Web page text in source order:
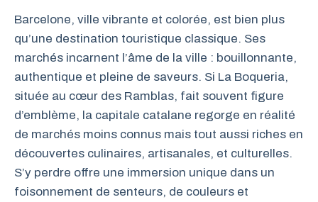
Barcelone, ville vibrante et colorée, est bien plus
qu’une destination touristique classique. Ses
marchés incarnent l’âme de la ville : bouillonnante,
authentique et pleine de saveurs. Si La Boqueria,
située au cœur des Ramblas, fait souvent figure
d’emblème, la capitale catalane regorge en réalité
de marchés moins connus mais tout aussi riches en
découvertes culinaires, artisanales, et culturelles.
S’y perdre offre une immersion unique dans un
foisonnement de senteurs, de couleurs et